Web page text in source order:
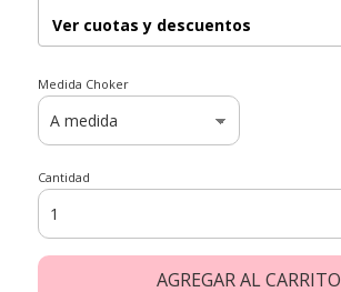
Ver cuotas y descuentos
Medida Choker
Cantidad
AGREGAR AL CARRITO